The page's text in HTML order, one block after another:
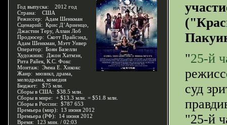
Год выпуска: 2012 год
Страна: США
Режиссер: Адам Шенкман
Сценарий: Крис Д’Ариенцо,
Джастин Теру, Аллан Лоб
Продюсер: Скотт Прайсэнд,
Адам Шенкман, Мэтт Уивер
Оператор: Боян Базелли
Художник: Джон Хатмэн,
Рита Райек, К.С. Фокс
Монтаж: Эмма Е. Хикокс
Жанр: мюзикл, драма,
мелодрама, комедия
Бюджет: $75 млн.
Сборы в США: $38.5 млн.
Сборы в мире: + $13.3 млн. = $51.8 млн.
Сборы в России: $787 653
Премьера (мир): 13 июня 2012
Премьера (РФ): 14 июня 2012
Время: 123 мин. / 02:03
"25-й
суд
"25-й